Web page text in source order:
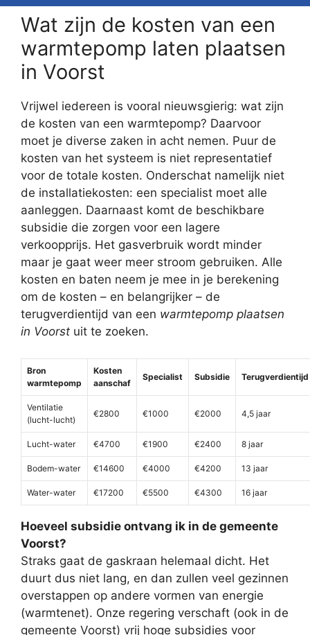
Wat zijn de kosten van een
warmtepomp laten plaatsen
in Voorst
Vrijwel iedereen is vooral nieuwsgierig: wat zijn
de kosten van een warmtepomp? Daarvoor
moet je diverse zaken in acht nemen. Puur de
kosten van het systeem is niet representatief
voor de totale kosten. Onderschat namelijk niet
de installatiekosten: een specialist moet alle
aanleggen. Daarnaast komt de beschikbare
subsidie die zorgen voor een lagere
verkoopprijs. Het gasverbruik wordt minder
maar je gaat weer meer stroom gebruiken. Alle
kosten en baten neem je mee in je berekening
om de kosten – en belangrijker – de
terugverdientijd van een warmtepomp plaatsen
in Voorst uit te zoeken.
Bron
warmtepomp
Kosten
aanschaf
Specialist Subsidie Terugverdientijd
Ventilatie
(lucht-lucht)
€2800 €1000 €2000 4,5 jaar
Lucht-water €4700 €1900 €2400 8 jaar
Bodem-water €14600 €4000 €4200 13 jaar
Water-water €17200 €5500 €4300 16 jaar
Hoeveel subsidie ontvang ik in de gemeente
Voorst?
Straks gaat de gaskraan helemaal dicht. Het
duurt dus niet lang, en dan zullen veel gezinnen
overstappen op andere vormen van energie
(warmtenet). Onze regering verschaft (ook in de
gemeente Voorst) vrij hoge subsidies voor